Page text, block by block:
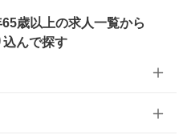
歳以上の求人一覧から
んで探す